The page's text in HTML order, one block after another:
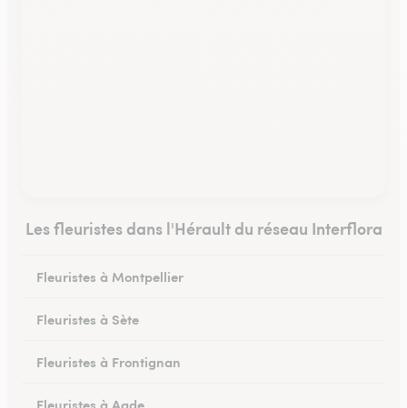
Les fleuristes dans l'Hérault du réseau Interflora
Fleuristes à Montpellier
Fleuristes à Sète
Fleuristes à Frontignan
Fleuristes à Agde